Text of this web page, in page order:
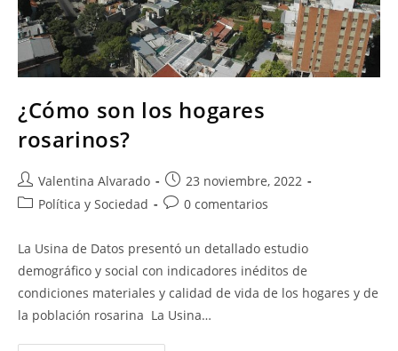
¿Cómo son los hogares
rosarinos?
Valentina Alvarado
23 noviembre, 2022
Política y Sociedad
0 comentarios
La Usina de Datos presentó un detallado estudio
demográfico y social con indicadores inéditos de
condiciones materiales y calidad de vida de los hogares y de
la población rosarina La Usina…